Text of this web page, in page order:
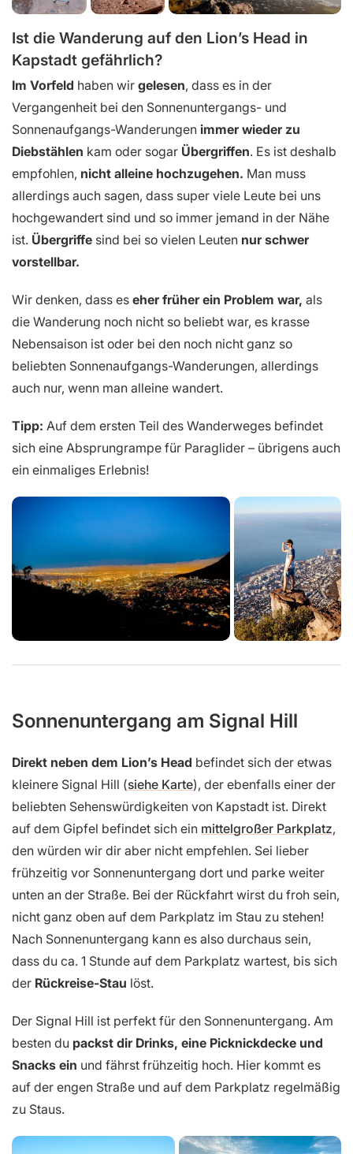
Ist die Wanderung auf den Lion’s Head in
Kapstadt gefährlich?
Im Vorfeld haben wir gelesen, dass es in der
Vergangenheit bei den Sonnenuntergangs- und
Sonnenaufgangs-Wanderungen immer wieder zu
Diebstählen kam oder sogar Übergriffen. Es ist deshalb
empfohlen, nicht alleine hochzugehen. Man muss
allerdings auch sagen, dass super viele Leute bei uns
hochgewandert sind und so immer jemand in der Nähe
ist. Übergriffe sind bei so vielen Leuten nur schwer
vorstellbar.
Wir denken, dass es eher früher ein Problem war, als
die Wanderung noch nicht so beliebt war, es krasse
Nebensaison ist oder bei den noch nicht ganz so
beliebten Sonnenaufgangs-Wanderungen, allerdings
auch nur, wenn man alleine wandert.
Tipp: Auf dem ersten Teil des Wanderweges befindet
sich eine Absprungrampe für Paraglider – übrigens auch
ein einmaliges Erlebnis!
Sonnenuntergang am Signal Hill
Direkt neben dem Lion’s Head befindet sich der etwas
kleinere Signal Hill (siehe Karte), der ebenfalls einer der
beliebten Sehenswürdigkeiten von Kapstadt ist. Direkt
auf dem Gipfel befindet sich ein mittelgroßer Parkplatz,
den würden wir dir aber nicht empfehlen. Sei lieber
frühzeitig vor Sonnenuntergang dort und parke weiter
unten an der Straße. Bei der Rückfahrt wirst du froh sein,
nicht ganz oben auf dem Parkplatz im Stau zu stehen!
Nach Sonnenuntergang kann es also durchaus sein,
dass du ca. 1 Stunde auf dem Parkplatz wartest, bis sich
der Rückreise-Stau löst.
Der Signal Hill ist perfekt für den Sonnenuntergang. Am
besten du packst dir Drinks, eine Picknickdecke und
Snacks ein und fährst frühzeitig hoch. Hier kommt es
auf der engen Straße und auf dem Parkplatz regelmäßig
zu Staus.